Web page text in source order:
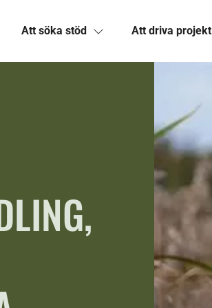
Att söka stöd Att driva projekt